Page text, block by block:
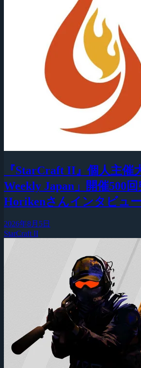
『StarCraft II』個人主催
Weekly Japan」開催500
Horikenさんインタビュー
2026年8月5日
StarCraft II